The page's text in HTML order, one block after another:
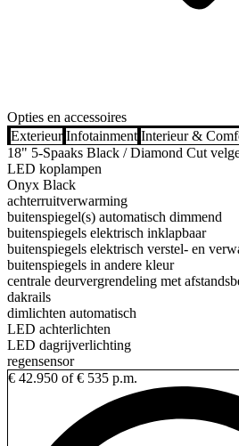
Opties en accessoires
Exterieur Infotainment Interieur &
18" 5-Spaaks Black / Diamond Cut
LED koplampen
Onyx Black
achterruitverwarming
buitenspiegel(s) automatisch dimmend
buitenspiegels elektrisch inklapbaar
buitenspiegels elektrisch verstel- en
buitenspiegels in andere kleur
centrale deurvergrendeling met
dakrails
dimlichten automatisch
LED achterlichten
LED dagrijverlichting
regensensor
€ 42.950 of € 535 p.m.